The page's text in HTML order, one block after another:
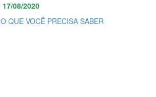
17/08/2020
O QUE VOCÊ PRECISA SABER